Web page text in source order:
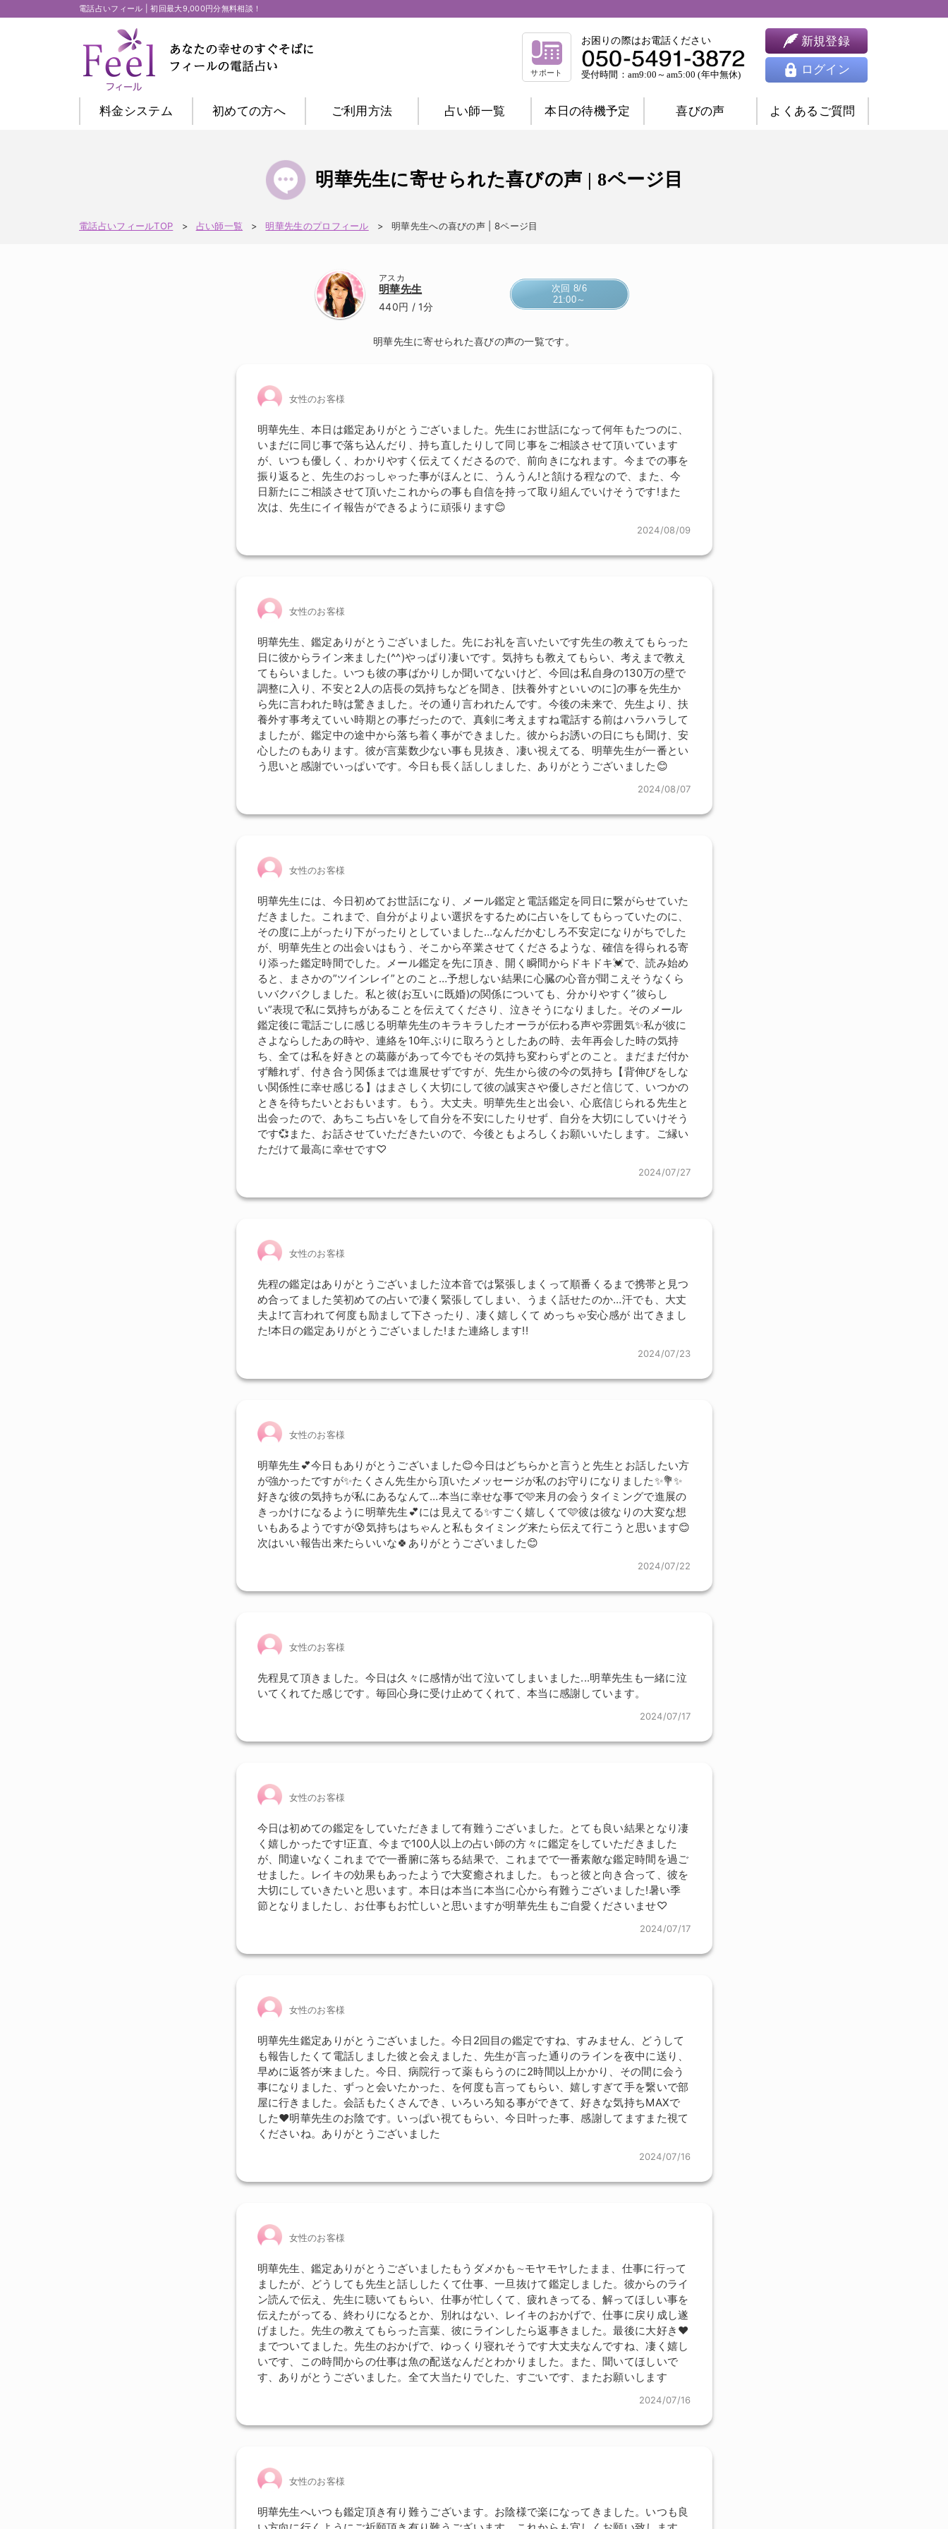
電話占いフィール | 初回最大9,000円分無料相談！
サポート
お困りの際はお電話ください
受付時間：am9:00～am5:00 (年中無休)
新規登録
ログイン
料金システム 初めての方へ ご利用方法 占い師一覧
復縁相談 浮気相談
縁結び相談
仕事相談 祈祷相談 人間関係相談
オーラ 西洋占星術
マヤ暦 易 タロット
本日の待機予定 喜びの声 よくあるご質問
明華先生に寄せられた喜びの声 | 8ページ目
電話占いフィールTOP 占い師一覧 明華先生のプロフィール 明華先生への喜びの声 | 8ページ目
アスカ
明華先生
440円 / 1分
次回 8/6
21:00～
明華先生に寄せられた喜びの声の一覧です。
女性のお客様
明華先生、本日は鑑定ありがとうございました。先生にお世話になって何年もたつのに、
いまだに同じ事で落ち込んだり、持ち直したりして同じ事をご相談させて頂いています
が、いつも優しく、わかりやすく伝えてくださるので、前向きになれます。今までの事を
振り返ると、先生のおっしゃった事がほんとに、うんうん!と頷ける程なので、また、今
日新たにご相談させて頂いたこれからの事も自信を持って取り組んでいけそうです!また
次は、先生にイイ報告ができるように頑張ります😊
2024/08/09
女性のお客様
明華先生、鑑定ありがとうございました。先にお礼を言いたいです先生の教えてもらった
日に彼からライン来ました(⁠^⁠^⁠)やっぱり凄いです。気持ちも教えてもらい、考えまで教え
てもらいました。いつも彼の事ばかりしか聞いてないけど、今回は私自身の130万の壁で
調整に入り、不安と2人の店長の気持ちなどを聞き、[扶養外すといいのに]の事を先生か
ら先に言われた時は驚きました。その通り言われたんです。今後の未来で、先生より、扶
養外す事考えていい時期との事だったので、真剣に考えますね電話する前はハラハラして
ましたが、鑑定中の途中から落ち着く事ができました。彼からお誘いの日にちも聞け、安
心したのもあります。彼が言葉数少ない事も見抜き、凄い視えてる、明華先生が一番とい
う思いと感謝でいっぱいです。今日も長く話ししました、ありがとうございました😊
2024/08/07
女性のお客様
明華先生には、今日初めてお世話になり、メール鑑定と電話鑑定を同日に繋がらせていた
だきました。これまで、自分がよりよい選択をするために占いをしてもらっていたのに、
その度に上がったり下がったりとしていました…なんだかむしろ不安定になりがちでした
が、明華先生との出会いはもう、そこから卒業させてくださるような、確信を得られる寄
り添った鑑定時間でした。メール鑑定を先に頂き、開く瞬間からドキドキ💓で、読み始め
ると、まさかの”ツインレイ”とのこと…予想しない結果に心臓の心音が聞こえそうなくら
いバクバクしました。私と彼(お互いに既婚)の関係についても、分かりやすく”彼らし
い”表現で私に気持ちがあることを伝えてくださり、泣きそうになりました。そのメール
鑑定後に電話ごしに感じる明華先生のキラキラしたオーラが伝わる声や雰囲気✨私が彼に
さよならしたあの時や、連絡を10年ぶりに取ろうとしたあの時、去年再会した時の気持
ち、全ては私を好きとの葛藤があって今でもその気持ち変わらずとのこと。まだまだ付か
ず離れず、付き合う関係までは進展せずですが、先生から彼の今の気持ち【背伸びをしな
い関係性に幸せ感じる】はまさしく大切にして彼の誠実さや優しさだと信じて、いつかの
ときを待ちたいとおもいます。もう。大丈夫。明華先生と出会い、心底信じられる先生と
出会ったので、あちこち占いをして自分を不安にしたりせず、自分を大切にしていけそう
です💞また、お話させていただきたいので、今後ともよろしくお願いいたします。ご縁い
ただけて最高に幸せです♡
2024/07/27
女性のお客様
先程の鑑定はありがとうございました泣本音では緊張しまくって順番くるまで携帯と見つ
め合ってました笑初めての占いで凄く緊張してしまい、うまく話せたのか…汗でも、大丈
夫よ!て言われて何度も励まして下さったり、凄く嬉しくて めっちゃ安心感が 出てきまし
た!本日の鑑定ありがとうございました!また連絡します!!
2024/07/23
女性のお客様
明華先生💕今日もありがとうございました😊今日はどちらかと言うと先生とお話したい方
が強かったですが✨たくさん先生から頂いたメッセージが私のお守りになりました✨💐✨
好きな彼の気持ちが私にあるなんて…本当に幸せな事で🩷来月の会うタイミングで進展の
きっかけになるように明華先生💕には見えてる✨すごく嬉しくて🩷彼は彼なりの大変な想
いもあるようですが😰気持ちはちゃんと私もタイミング来たら伝えて行こうと思います😊
次はいい報告出来たらいいな🍀ありがとうございました😊
2024/07/22
女性のお客様
先程見て頂きました。今日は久々に感情が出て泣いてしまいました...明華先生も一緒に泣
いてくれてた感じです。毎回心身に受け止めてくれて、本当に感謝しています。
2024/07/17
女性のお客様
今日は初めての鑑定をしていただきまして有難うございました。とても良い結果となり凄
く嬉しかったです!正直、今まで100人以上の占い師の方々に鑑定をしていただきました
が、間違いなくこれまでで一番腑に落ちる結果で、これまでで一番素敵な鑑定時間を過ご
せました。レイキの効果もあったようで大変癒されました。もっと彼と向き合って、彼を
大切にしていきたいと思います。本日は本当に本当に心から有難うございました!暑い季
節となりましたし、お仕事もお忙しいと思いますが明華先生もご自愛くださいませ♡
2024/07/17
女性のお客様
明華先生鑑定ありがとうございました。今日2回目の鑑定ですね、すみません、どうして
も報告したくて電話しました彼と会えました、先生が言った通りのラインを夜中に送り、
早めに返答が来ました。今日、病院行って薬もらうのに2時間以上かかり、その間に会う
事になりました、ずっと会いたかった、を何度も言ってもらい、嬉しすぎて手を繋いで部
屋に行きました。会話もたくさんでき、いろいろ知る事ができて、好きな気持ちMAXで
した♥明華先生のお陰です。いっぱい視てもらい、今日叶った事、感謝してますまた視て
くださいね。ありがとうございました
2024/07/16
女性のお客様
明華先生、鑑定ありがとうございましたもうダメかも∼モヤモヤしたまま、仕事に行って
ましたが、どうしても先生と話ししたくて仕事、一旦抜けて鑑定しました。彼からのライ
ン読んで伝え、先生に聴いてもらい、仕事が忙しくて、疲れきってる、解ってほしい事を
伝えたがってる、終わりになるとか、別れはない、レイキのおかげで、仕事に戻り成し遂
げました。先生の教えてもらった言葉、彼にラインしたら返事きました。最後に大好き❤
までついてました。先生のおかげで、ゆっくり寝れそうです大丈夫なんですね、凄く嬉し
いです、この時間からの仕事は魚の配送なんだとわかりました。また、聞いてほしいで
す、ありがとうございました。全て大当たりでした、すごいです、またお願いします
2024/07/16
女性のお客様
明華先生へいつも鑑定頂き有り難うございます。お陰様で楽になってきました。いつも良